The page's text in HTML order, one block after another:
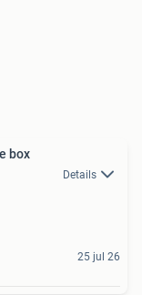
box
Details
25 jul 26